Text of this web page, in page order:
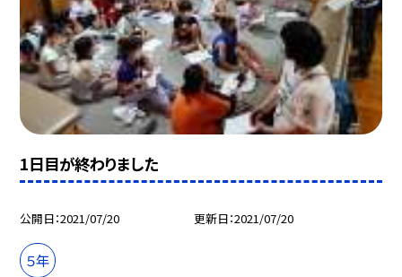
1日目が終わりました
公開日 2021/07/20 更新日 2021/07/20
５年